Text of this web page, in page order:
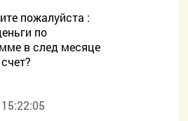
пожалуйста :
по
в след месяце